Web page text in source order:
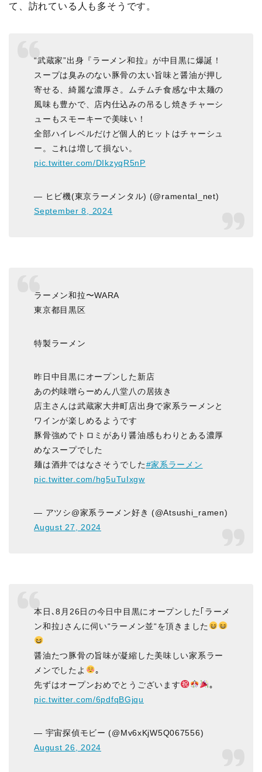
て、訪れている人も多そうです。
“武蔵家”出身『ラーメン和拉』が中目黒に爆誕！
スープは臭みのない豚骨の太い旨味と醤油が押し
寄せる、綺麗な濃厚さ。ムチムチ食感な中太麺の
風味も豊かで、店内仕込みの吊るし焼きチャーシ
ューもスモーキーで美味い！
全部ハイレベルだけど個人的ヒットはチャーシュ
ー。これは増して損ない。
pic.twitter.com/DIkzyqR5nP
— ヒビ機(東京ラーメンタル) (@ramental_net)
September 8, 2024
ラーメン和拉〜WARA
東京都目黒区
特製ラーメン
昨日中目黒にオープンした新店
あの灼味噌らーめん八堂八の居抜き
店主さんは武蔵家大井町店出身で家系ラーメンと
ワインが楽しめるようです
豚骨強めでトロミがあり醤油感もわりとある濃厚
めなスープでした
麺は酒井ではなさそうでした#家系ラーメン
pic.twitter.com/hg5uTuIxgw
— アツシ@家系ラーメン好き (@Atsushi_ramen)
August 27, 2024
本日､8月26日の今日中目黒にオープンした｢ラーメ
ン和拉｣さんに伺い“ラーメン並“を頂きました
醤油たつ豚骨の旨味が凝縮した美味しい家系ラー
メンでしたよ
｡
先ずはオープンおめでとうございます
｡
pic.twitter.com/6pdfqBGjqu
— 宇宙探偵モビー (@Mv6xKjW5Q067556)
August 26, 2024